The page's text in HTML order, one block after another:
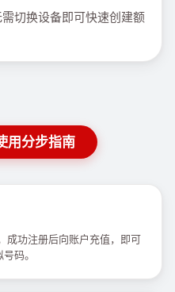
切换设备即可快速创建额
用分步指南
成功注册后向账户充值，即可
码。